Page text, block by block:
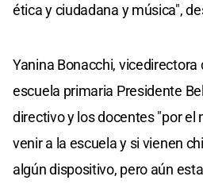
ética y ciudadana y música",
Yanina Bonacchi, vicedirectora
escuela primaria Presidente
directivo y los docentes "por el
venir a la escuela y si vienen
algún dispositivo, pero aún